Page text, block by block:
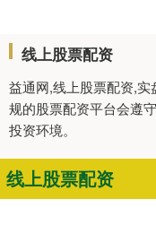
线上股票配资
益通网,线上股票配资,
规的股票配资平台会遵
投资环境。
线上股票配资